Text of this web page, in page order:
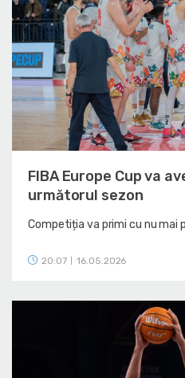
FIBA Europe Cup va
următorul sezon
Competiția va primi cu nu mai
20:07 16.05.2026